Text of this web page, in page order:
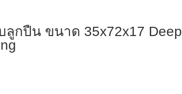
ลูกปืน ขนาด 35x72x17 Deep